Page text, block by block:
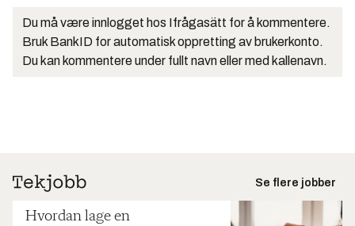
Du må være innlogget hos Ifrågasätt for å kommentere.
Bruk BankID for automatisk oppretting av brukerkonto.
Du kan kommentere under fullt navn eller med kallenavn.
Se flere jobber
Hvordan lage en